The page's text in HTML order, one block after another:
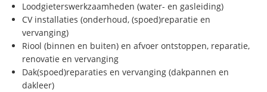
Loodgieterswerkzaamheden (water- en gasleiding)
CV installaties (onderhoud, (spoed)reparatie en
vervanging)
Riool (binnen en buiten) en afvoer ontstoppen, reparatie,
renovatie en vervanging
Dak(spoed)reparaties en vervanging (dakpannen en
dakleer)